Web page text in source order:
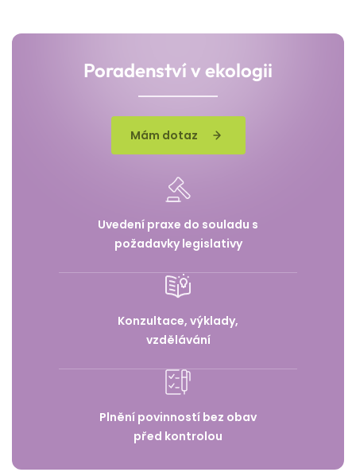
Poradenství v ekologii
Mám dotaz
Uvedení praxe do souladu s
požadavky legislativy
Konzultace, výklady,
vzdělávání
Plnění povinností bez obav
před kontrolou